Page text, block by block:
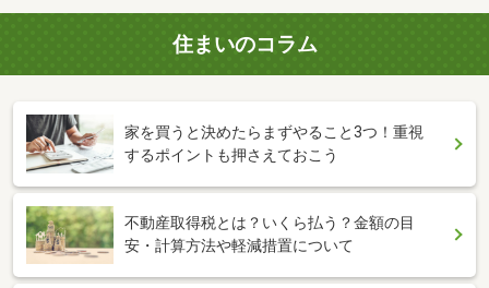
住まいのコラム
家を買うと決めたらまずやること3つ！重視
するポイントも押さえておこう
不動産取得税とは？いくら払う？金額の目
安・計算方法や軽減措置について